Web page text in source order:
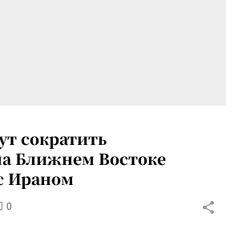
сократить
Ближнем Востоке
Ираном
0